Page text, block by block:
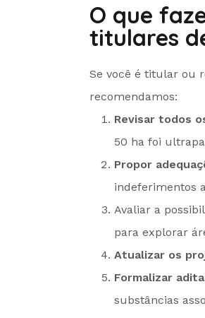
O que
titulares
Se você é titular ou
recomendamos:
Revisar todos
50 ha foi
Propor
indeferimentos
Avaliar a
para explorar
Atualizar os
Formalizar
substâncias